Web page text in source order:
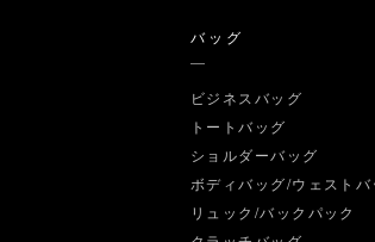
バッグ
ビジネスバッグ
トートバッグ
ショルダーバッグ
ボディバッグ/ウェストバ
リュック/バックパック